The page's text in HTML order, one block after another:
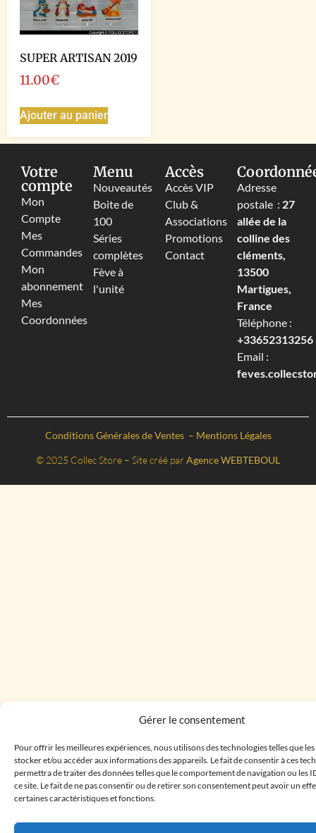
Gérer le consentement
Pour offrir les meilleures expériences, nous utilisons des technologies telles que
stocker et/ou accéder aux informations des appareils. Le fait de consentir à ces
permettra de traiter des données telles que le comportement de navigation ou les
ce site. Le fait de ne pas consentir ou de retirer son consentement peut avoir un
certaines caractéristiques et fonctions.
SUPER ARTISAN 2019
11.00€
Ajouter au panier
Votre
compte
Mon
Compte
Mes
Commandes
Mon
abonnement
Mes
Coordonnées
Menu
Nouveautés
Boite de
100
Séries
complètes
Fève à
l'unité
Accès
Accès VIP
Club &
Associations
Promotions
Contact
Adresse
postale : 27
allée de la
colline des
cléments,
13500
Martigues,
France
Téléphone :
+33652313256‬
Email :
Conditions Générales de Ventes – Mentions Légales
© 2025 Collec Store – Site créé par Agence WEBTEBOUL